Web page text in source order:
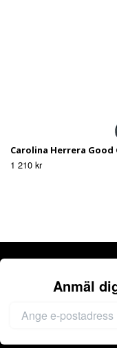
Carolina Herrera Good
1 210 kr
Anmäl